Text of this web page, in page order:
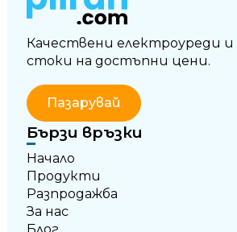
Качествени електроуреди и
стоки на достъпни цени.
Пазарувай
Бързи връзки
Начало
Продукти
Разпродажба
За нас